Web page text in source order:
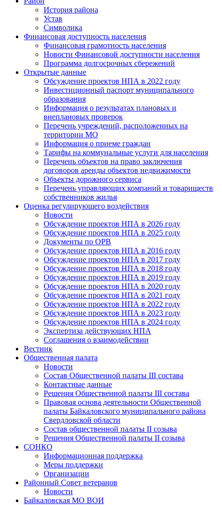
История района
Устав
Символика
Финансовая доступность населения
Финансовая грамотность населения
Новости Финансовой доступности населения
Программа долгосрочных сбережений
Открытые данные
Обсуждение проектов НПА в 2022 году
Инвестиционный паспорт муниципального
образования
Информация о результатах плановых и
внеплановых проверок
Перечень учреждений, расположенных на
территории МО
Информация о приеме граждан
Тарифы на коммунальные услуги для населения
Перечень объектов на право заключения
договоров аренды объектов недвижимости
Объекты дорожного сервиса
Перечень управляющих компаний и товариществ
собственников жилья
Оценка регулирующего воздействия
Новости
Обсуждение проектов НПА в 2026 году
Обсуждение проектов НПА в 2025 году
Документы по ОРВ
Обсуждение проектов НПА в 2016 году
Обсуждение проектов НПА в 2017 году
Обсуждение проектов НПА в 2018 году
Обсуждение проектов НПА в 2019 году
Обсуждение проектов НПА в 2020 году
Обсуждение проектов НПА в 2021 году
Обсуждение проектов НПА в 2022 году
Обсуждение проектов НПА в 2023 году
Обсуждение проектов НПА в 2024 году
Экспертиза действующих НПА
Соглашения о взаимодействии
Вестник
Общественная палата
Новости
Состав Общественной палаты III состава
Контактные данные
Решения Общественной палаты III состава
Правовая основа деятельности Общественной
палаты Байкаловского муниципального района
Свердловской области
Состав общественной палаты II созыва
Решения Общественной палаты II созыва
СОНКО
Информационная поддержка
Меры поддержки
Организации
Районный Совет ветеранов
Новости
Байкаловская МО ВОИ